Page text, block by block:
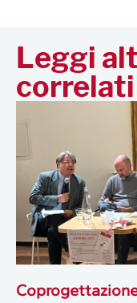
Leggi
correlati